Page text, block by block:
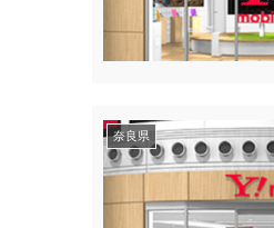
奈良県